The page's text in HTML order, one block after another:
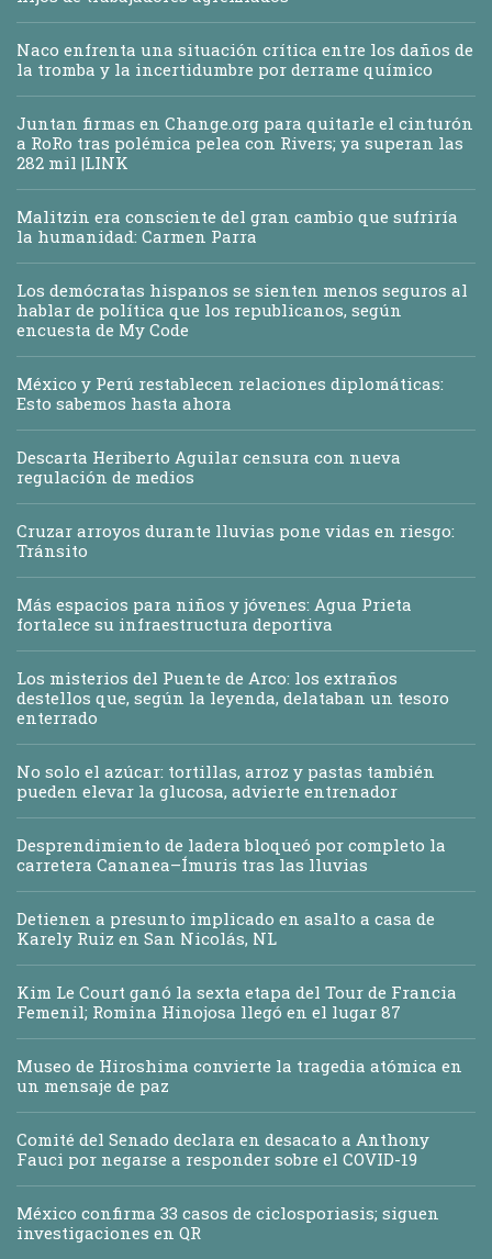
Naco enfrenta una situación crítica entre los daños de
la tromba y la incertidumbre por derrame químico
Juntan firmas en Change.org para quitarle el cinturón
a RoRo tras polémica pelea con Rivers; ya superan las
282 mil |LINK
Malitzin era consciente del gran cambio que sufriría
la humanidad: Carmen Parra
Los demócratas hispanos se sienten menos seguros al
hablar de política que los republicanos, según
encuesta de My Code
México y Perú restablecen relaciones diplomáticas:
Esto sabemos hasta ahora
Descarta Heriberto Aguilar censura con nueva
regulación de medios
Cruzar arroyos durante lluvias pone vidas en riesgo:
Tránsito
Más espacios para niños y jóvenes: Agua Prieta
fortalece su infraestructura deportiva
Los misterios del Puente de Arco: los extraños
destellos que, según la leyenda, delataban un tesoro
enterrado
No solo el azúcar: tortillas, arroz y pastas también
pueden elevar la glucosa, advierte entrenador
Desprendimiento de ladera bloqueó por completo la
carretera Cananea–Ímuris tras las lluvias
Detienen a presunto implicado en asalto a casa de
Karely Ruiz en San Nicolás, NL
Kim Le Court ganó la sexta etapa del Tour de Francia
Femenil; Romina Hinojosa llegó en el lugar 87
Museo de Hiroshima convierte la tragedia atómica en
un mensaje de paz
Comité del Senado declara en desacato a Anthony
Fauci por negarse a responder sobre el COVID-19
México confirma 33 casos de ciclosporiasis; siguen
investigaciones en QR